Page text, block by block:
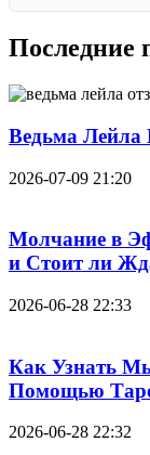
Последние
Ведьма Лейла
2026-07-09 21:20
Молчание в
и Стоит ли
2026-06-28 22:33
Как Узнать
Помощью
2026-06-28 22:32